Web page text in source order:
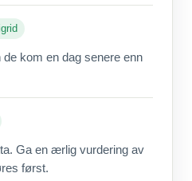
kom en dag senere enn
Ga en ærlig vurdering av
først.